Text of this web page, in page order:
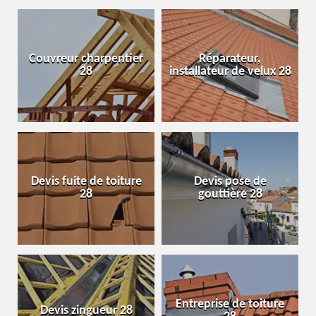
Couvreur charpentier
28
Réparateur,
installateur de velux 28
Devis fuite de toiture
28
Devis pose de
gouttière 28
Devis zingueur 28
Entreprise de toiture